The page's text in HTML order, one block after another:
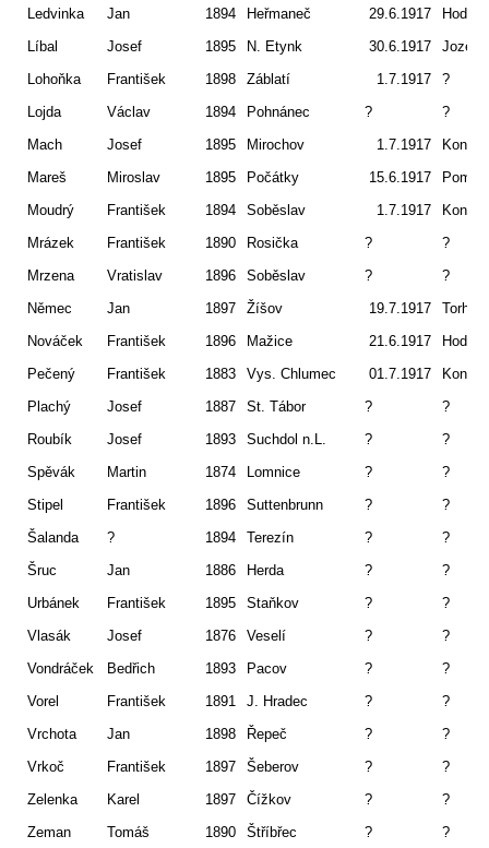
Ledvinka
Jan 1894 Heřmaneč 29.6.1917
Hodów
Líbal
Josef 1895 N. Etynk 30.6.1917
Lohoňka
František 1898 Záblatí 1.7.1917
?
Lojda
Václav 1894 Pohnánec ?
?
Mach
Josef 1895 Mirochov 1.7.1917
Mareš
Miroslav 1895 Počátky 15.6.1917
Moudrý
František 1894 Soběslav 1.7.1917
Mrázek
František 1890 Rosička ?
?
Mrzena
Vratislav 1896 Soběslav ?
?
Němec
Jan 1897 Žíšov 19.7.1917
Torhów
Nováček
František 1896 Mažice 21.6.1917
Hodów
Pečený
František 1883 Vys. Chlumec 01.7.1917
Plachý
Josef 1887 St. Tábor ?
?
Roubík
Josef 1893 Suchdol n.L. ?
?
Spěvák
Martin 1874 Lomnice ?
?
Stipel
František 1896 Suttenbrunn ?
?
Šalanda
? 1894 Terezín ?
?
Šruc
Jan 1886 Herda ?
?
Urbánek
František 1895 Staňkov ?
?
Vlasák
Josef 1876 Veselí ?
?
Vondráček
Bedřich 1893 Pacov ?
?
Vorel
František 1891 J. Hradec ?
?
Vrchota
Jan 1898 Řepeč ?
?
Vrkoč
František 1897 Šeberov ?
?
Zelenka
Karel 1897 Čížkov ?
?
Zeman
Tomáš 1890 Štříbřec ?
?